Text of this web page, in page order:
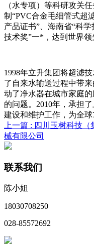
（水专项）等科研攻关
制“PVC合金毛细管式超
产品证书”、海南省“科
技术奖”一*，达到世界领
1998年立升集团将超滤
了自来水输送过程中带
动了净水器在城市家庭
的问题。2010年，承担
建设和维护工作，为全球
上一篇 : 四川玉树科技（
械有限公司
联系我们
陈小姐
18030708250
028-85572692